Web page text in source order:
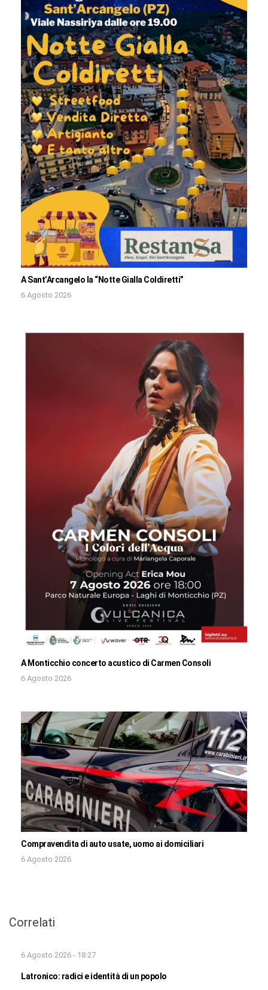
A Sant’Arcangelo la “Notte Gialla Coldiretti”
6 Agosto 2026
A Monticchio concerto acustico di Carmen Consoli
6 Agosto 2026
Compravendita di auto usate, uomo ai domiciliari
6 Agosto 2026
Correlati
6 Agosto 2026 - 18:27
Latronico: radici e identità di un popolo